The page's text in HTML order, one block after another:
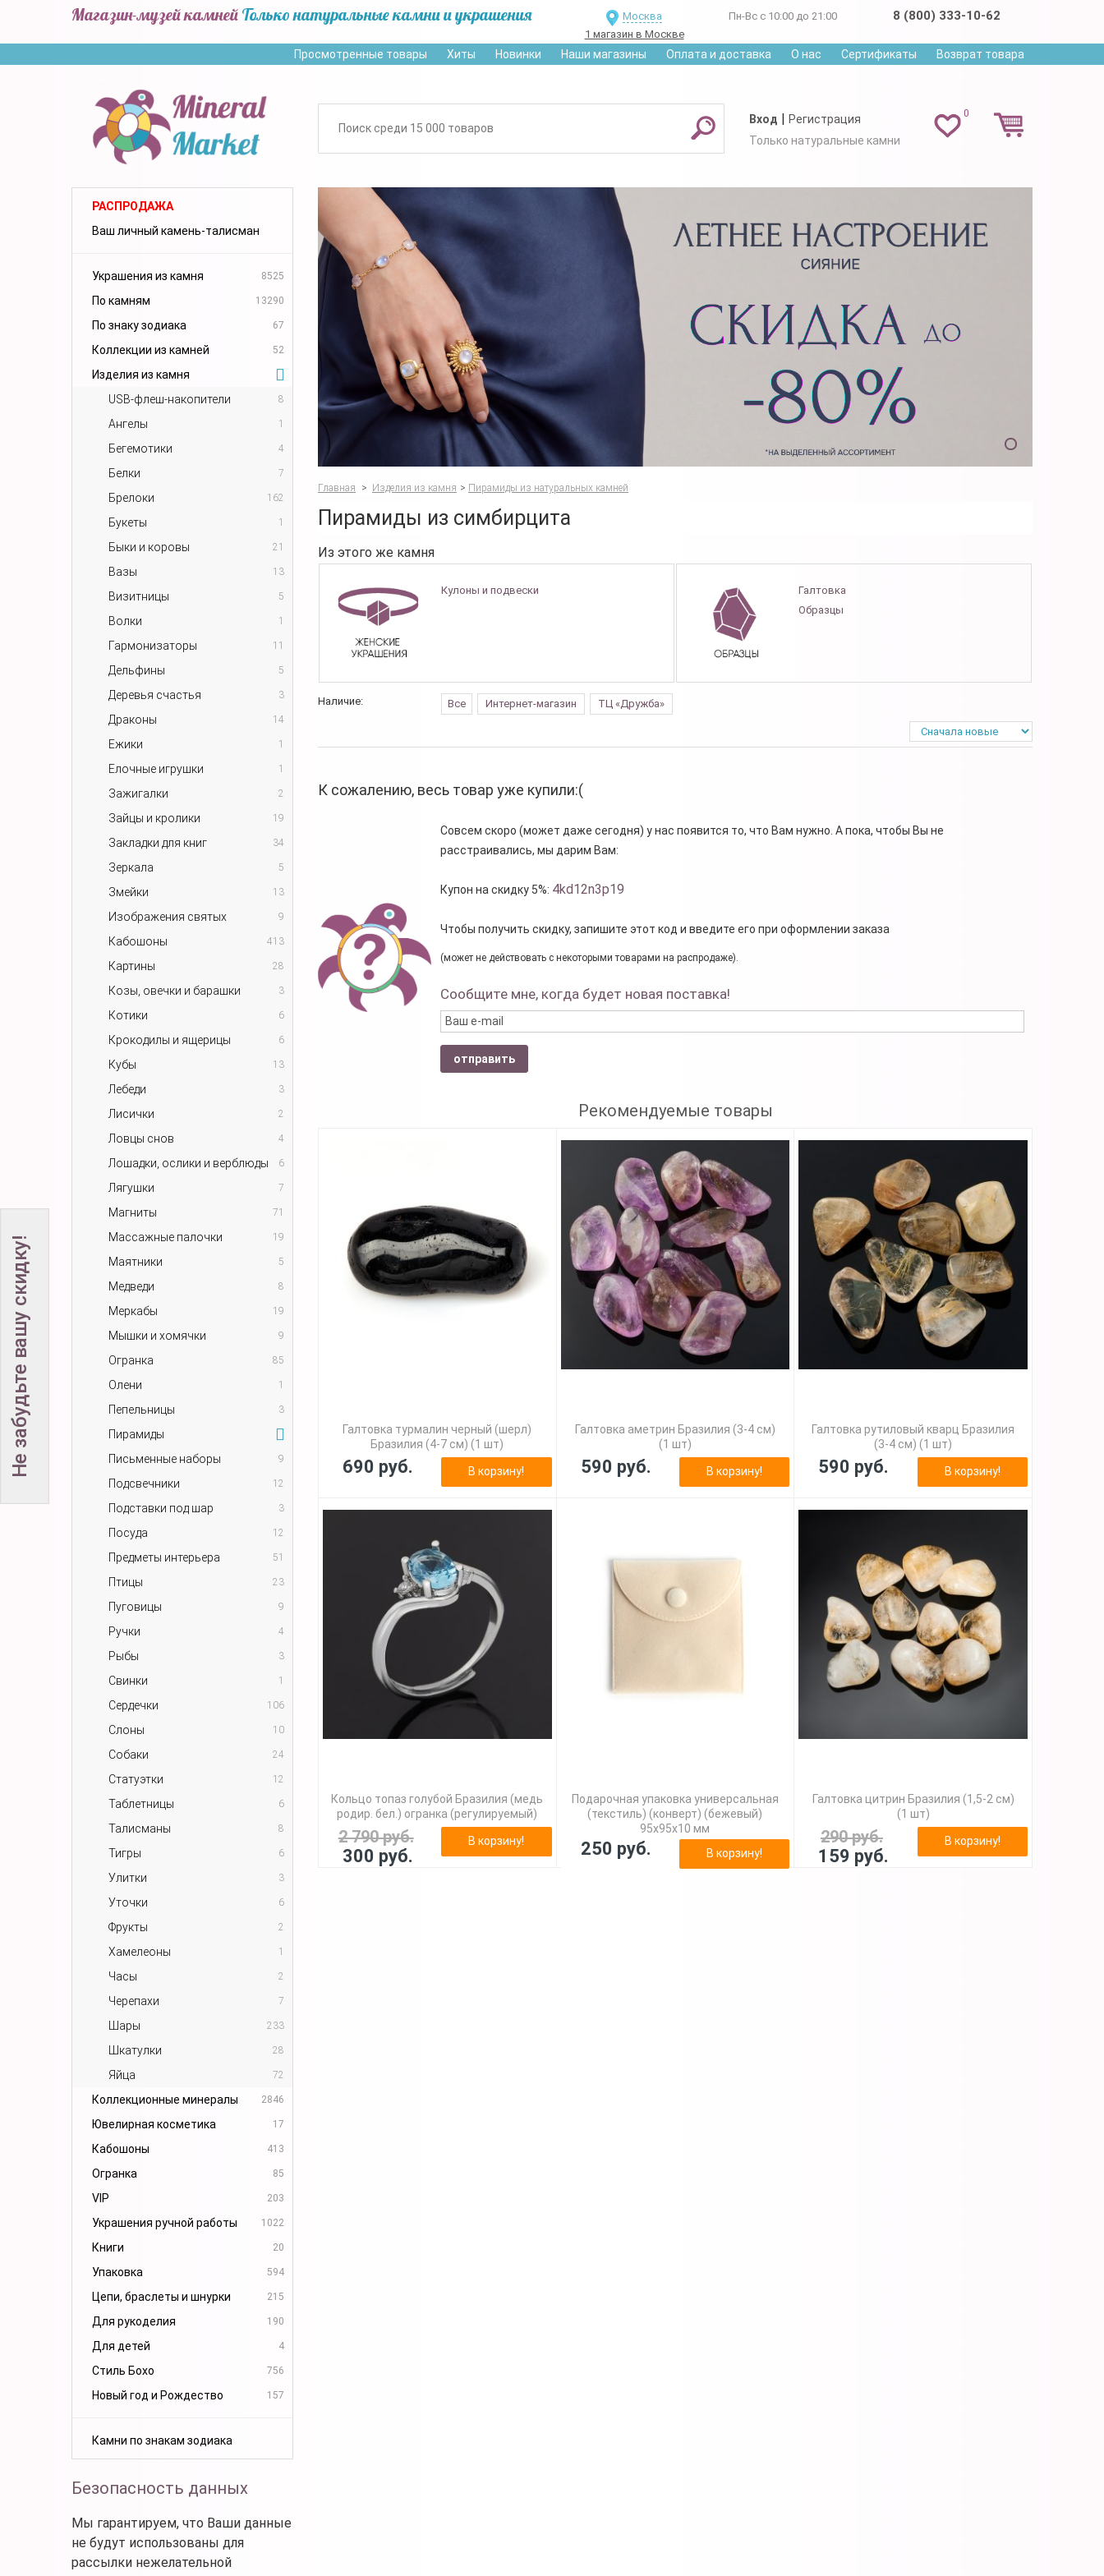
Магазин-музей камней Только натуральные камни и украшения
Москва
1 магазин в Москве
Пн-Вс с 10:00 до 21:00 8 (800) 333-10-62
Просмотренные товары Хиты Новинки Наши магазины Оплата и доставка О нас Сертификаты Возврат товара
0
Вход | Регистрация
Только натуральные камни
РАСПРОДАЖА
Ваш личный камень-талисман
Украшения из камня 8525
По камням 13290
По знаку зодиака 67
Коллекции из камней 52
Изделия из камня
USB-флеш-накопители
8
Ангелы 1
Бегемотики 4
Белки 7
Брелоки 162
Букеты 1
Быки и коровы 21
Вазы 13
Визитницы 5
Волки 1
Гармонизаторы 11
Дельфины 5
Деревья счастья 3
Драконы 14
Ежики 1
Елочные игрушки 1
Зажигалки 2
Зайцы и кролики 19
Закладки для книг 34
Зеркала 5
Змейки 13
Изображения святых 9
Кабошоны 413
Картины 28
Козы, овечки и барашки 3
Котики 6
Крокодилы и ящерицы 6
Кубы 13
Лебеди 3
Лисички 2
Ловцы снов 4
Лошадки, ослики и верблюды 6
Лягушки 7
Магниты 71
Массажные палочки 19
Маятники 5
Медведи 8
Меркабы 19
Мышки и хомячки 9
Огранка 85
Олени 1
Пепельницы 3
Пирамиды
Письменные наборы
9
Подсвечники 12
Подставки под шар 3
Посуда 12
Предметы интерьера 51
Птицы 23
Пуговицы 9
Ручки 4
Рыбы 3
Свинки 1
Сердечки 106
Слоны 10
Собаки 24
Статуэтки 12
Таблетницы 6
Талисманы 8
Тигры 6
Улитки 3
Уточки 6
Фрукты 2
Хамелеоны 1
Часы 2
Черепахи 7
Шары 233
Шкатулки 28
Яйца 72
Коллекционные минералы 2846
Ювелирная косметика 17
Кабошоны 413
Огранка 85
VIP 203
Украшения ручной работы 1022
Книги 20
Упаковка 594
Цепи, браслеты и шнурки 215
Для рукоделия 190
Для детей 4
Стиль Бохо 756
Новый год и Рождество 157
Камни по знакам зодиака
Безопасность данных
Мы гарантируем, что Ваши данные
не будут использованы для
рассылки нежелательной
Главная > Изделия из камня > Пирамиды из натуральных камней
Пирамиды из симбирцита
Из этого же камня
Кулоны и подвески
Галтовка
Образцы
Наличие: Все Интернет-магазин ТЦ «Дружба»
К сожалению, весь товар уже купили:(
Совсем скоро (может даже сегодня) у нас появится то, что Вам нужно. А пока, чтобы Вы не
расстраивались, мы дарим Вам:
Купон на скидку 5%: 4kd12n3p19
Чтобы получить скидку, запишите этот код и введите его при оформлении заказа
(может не действовать с некоторыми товарами на распродаже).
Сообщите мне, когда будет новая поставка!
отправить
Рекомендуемые товары
Галтовка турмалин черный (шерл)
Бразилия (4-7 см) (1 шт)
690 руб. В корзину!
Галтовка аметрин Бразилия (3-4 см)
(1 шт)
590 руб. В корзину!
Галтовка рутиловый кварц Бразилия
(3-4 см) (1 шт)
590 руб. В корзину!
Кольцо топаз голубой Бразилия (медь
родир. бел.) огранка (регулируемый)
2 790 руб.
300 руб.
В корзину!
Подарочная упаковка универсальная
(текстиль) (конверт) (бежевый)
95х95х10 мм
250 руб. В корзину!
Галтовка цитрин Бразилия (1,5-2 см)
(1 шт)
290 руб.
159 руб.
В корзину!
Не забудьте вашу скидку!